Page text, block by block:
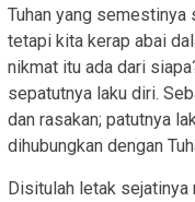
Tuhan yang semestinya
tetapi kita kerap abai
nikmat itu ada dari
sepatutnya laku diri.
dan rasakan; patutnya
dihubungkan dengan
Disitulah letak sejatinya